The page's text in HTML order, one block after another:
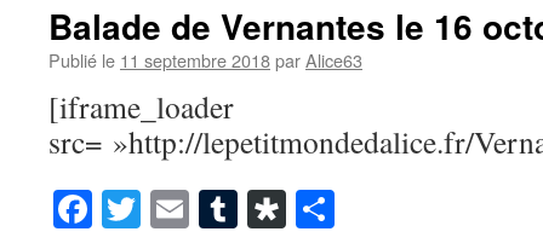
Balade de Vernantes le 16
Publié le 11 septembre 2018parAlice63
[iframe_loader
src= »http://lepetitmondedalice.fr/
Facebook
Twitter
EmailTumblrDiaspora